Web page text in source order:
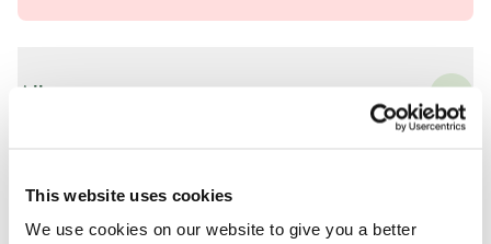
This website uses cookies
We use cookies on our website to give you a better
Melk